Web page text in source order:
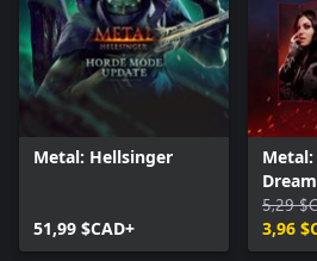
Metal: Hellsinger
51,99 $CAD+
5,29
3,96